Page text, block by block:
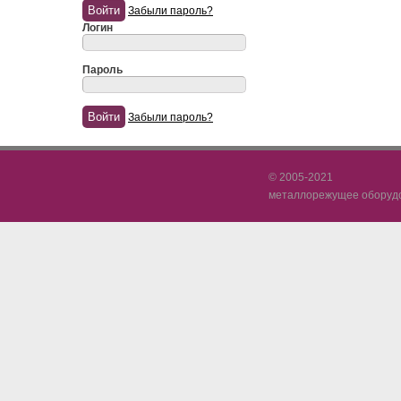
Забыли пароль?
Логин
Пароль
Забыли пароль?
© 2005-2021
металлорежущее